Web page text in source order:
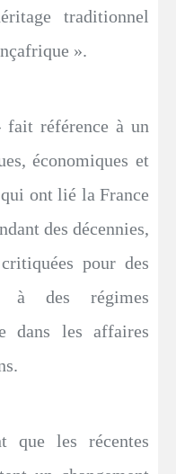
traditionnel
».
fait référence à un
économiques et
ont lié la France
des décennies,
pour des
à des régimes
dans les affaires
que les récentes